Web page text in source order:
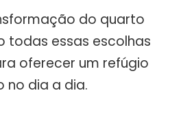
do quarto
todas essas escolhas
oferecer um refúgio
no dia a dia.